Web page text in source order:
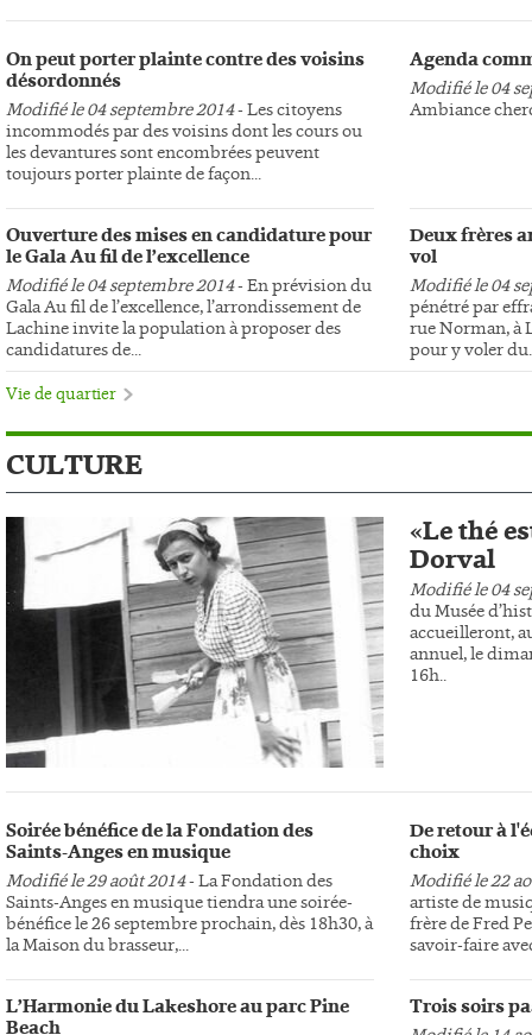
On peut porter plainte contre des voisins
désordonnés
Modifié le 04 septembre 2014- Les citoyens
incommodés par des voisins dont les cours ou
les devantures sont encombrées peuvent
toujours porter plainte de façon...
Ouverture des mises en candidature pour
le Gala Au fil de l’excellence
Modifié le 04 septembre 2014- En prévision du
Gala Au fil de l’excellence, l’arrondissement de
Lachine invite la population à proposer des
candidatures de...
Agenda
Modifié le 04
Ambiance
Deux frères
vol
Modifié le 04
pénétré par
rue Norman, à
pour y voler
Vie de quartier
CULTURE
«Le thé
Dorval
Modifié le 04
du Musée
accueilleront,
annuel, le
16h..
Soirée bénéfice de la Fondation des
Saints-Anges en musique
Modifié le 29 août 2014- La Fondation des
Saints-Anges en musique tiendra une soirée-
bénéfice le 26 septembre prochain, dès 18h30, à
la Maison du brasseur,...
L’Harmonie du Lakeshore au parc Pine
Beach
De retour à
choix
Modifié le 22
artiste de
frère de Fred
savoir-faire
Trois soirs